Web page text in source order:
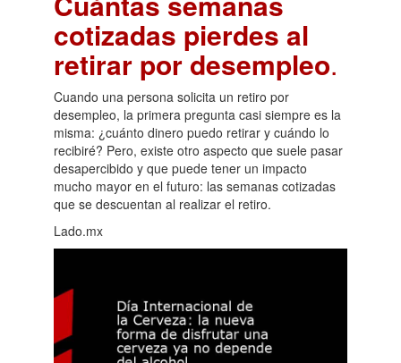
cotizadas pierdes al
retirar por desempleo.
Cuando una persona solicita un retiro por
desempleo, la primera pregunta casi siempre es la
misma: ¿cuánto dinero puedo retirar y cuándo lo
recibiré? Pero, existe otro aspecto que suele pasar
desapercibido y que puede tener un impacto
mucho mayor en el futuro: las semanas cotizadas
que se descuentan al realizar el retiro.
Lado.mx